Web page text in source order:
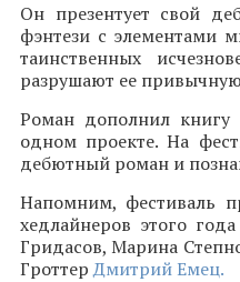
Он презентует свой
фэнтези с элементами
таинственных
разрушают ее
Роман дополнил книгу
одном проекте. На
дебютный роман и
Напомним, фестиваль
хедлайнеров этого
Гридасов, Марина
ГроттерДмитрий Емец.